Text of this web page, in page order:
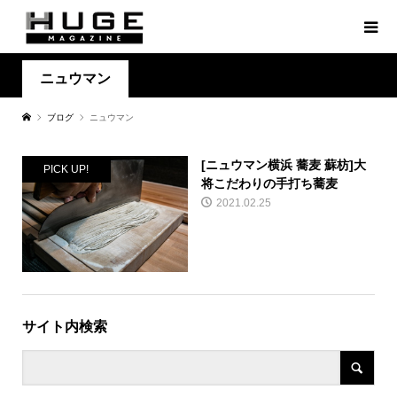
ニュウマン
ブログ ニュウマン
PICK UP!
[ニュウマン横浜 蕎麦 蘇枋]大
将こだわりの手打ち蕎麦
2021.02.25
サイト内検索